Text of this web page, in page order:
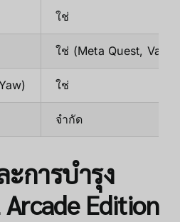
ใช่
ใช่ (Meta Quest,
ใช่
จำกัด
การบำรุง
Edition